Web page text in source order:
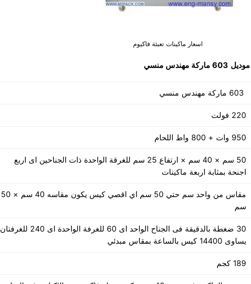
اسعار ماكينات تعبئة فاكيوم
موديل 603 ماركة مهندس منسي
220 فولت
950 وات + 800 واط اللحام
50 سم × 40 سم × ارتفاع 25 سم للغرقة الواحدة ذات الجناحين اى اربع
اجنحة بمثابة اربعة ماكينات
مقاس من واحد سم حتي 50 سم اي اقصي كيس يكون مقاسه 40 سم × 50
سم
30 ضغطة بالدقيقة فى الجناح الواحد اى 60 للغرفة الواحدة اى 240 للغرفتان
يساوى 14400 كيس بالساعة بمقاس مبدئي
189 كجم